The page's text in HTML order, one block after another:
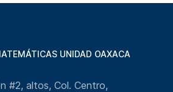
UNIDAD OAXACA
#2, altos, Col. Centro,